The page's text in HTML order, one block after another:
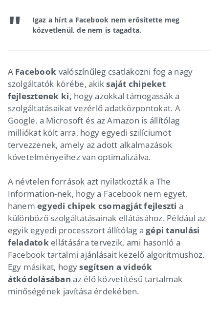
Igaz a hírt a Facebook nem erősítette meg
közvetlenül, de nem is tagadta.
A Facebook valószínűleg csatlakozni fog a nagy
szolgáltatók körébe, akiksaját chipeket
fejlesztenek ki, hogy azokkal támogassák a
szolgáltatásaikat vezérlő adatközpontokat. A
Google, a Microsoft és az Amazon is állítólag
milliókat költ arra, hogy egyedi szilíciumot
tervezzenek, amely az adott alkalmazások
követelményeihez van optimalizálva.
A névtelen források azt nyilatkozták a The
Information-nek, hogy a Facebook nem egyet,
hanem egyedi chipek csomagját fejleszti a
különböző szolgáltatásainak ellátásához. Például az
egyik egyedi processzort állítólag a gépi tanulási
feladatokellátására tervezik, ami hasonló a
Facebook tartalmi ajánlásait kezelő algoritmushoz.
Egy másikat, hogysegítsen a videók
átkódolásábanaz élő közvetítésű tartalmak
minőségének javítása érdekében.